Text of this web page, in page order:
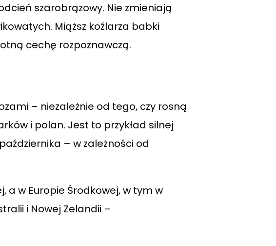
szarobrązowy. Nie zmieniają
Miąższ koźlarza babki
cechę rozpoznawczą.
– niezależnie od tego, czy rosną
i polan. Jest to przykład silnej
– w zależności od
a w Europie Środkowej, w tym w
i Nowej Zelandii –